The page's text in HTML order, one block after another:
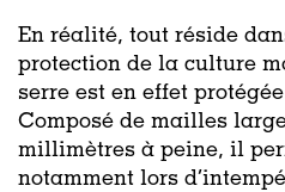
En réalité, tout réside
protection de la culture
serre est en effet
Composé de mailles
millimètres à peine, il
notamment lors